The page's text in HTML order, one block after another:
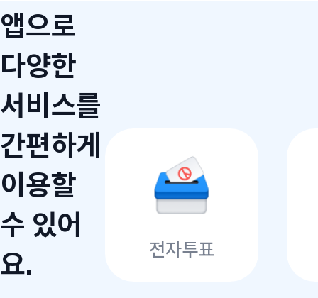
앱으로
다양한
서비스를
간편하게
이용할
수 있어
요.
전자투표